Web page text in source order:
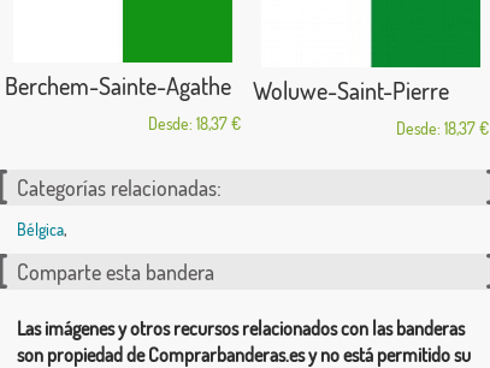
Berchem-Sainte-Agathe
Desde: 18,37 €
Woluwe-Saint-Pierre
Desde: 18,37 €
Categorías relacionadas:
Bélgica,
Comparte esta bandera
Las imágenes y otros recursos relacionados con las banderas
son propiedad de Comprarbanderas.es y no está permitido su